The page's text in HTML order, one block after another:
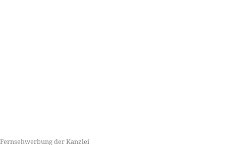
Fernsehwerbung der Kanzlei